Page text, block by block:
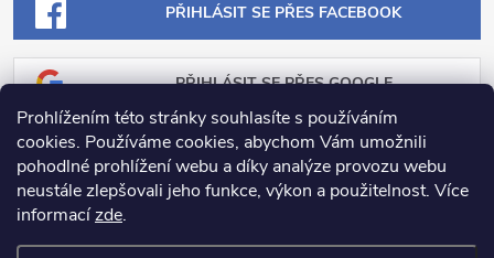
Prohlížením této stránky souhlasíte s používáním
cookies. Používáme cookies, abychom Vám umožnili
pohodlné prohlížení webu a díky analýze provozu webu
neustále zlepšovali jeho funkce, výkon a použitelnost. Více
informacízde.
PŘIHLÁSIT SE PŘES FACEBOOK
PŘIHLÁSIT SE PŘES GOOGLE
PŘIHLÁSIT SE PŘES SEZNAM